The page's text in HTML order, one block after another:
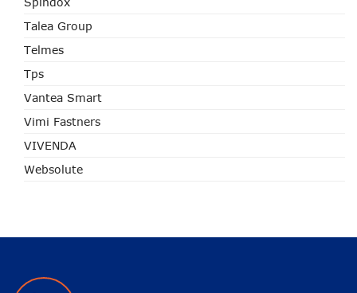
Talea Group
Telmes
Tps
Vantea Smart
Vimi Fastners
VIVENDA
Websolute